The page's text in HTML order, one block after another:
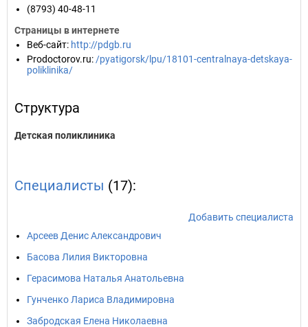
(8793) 40-48-11
Страницы в интернете
Веб-сайт: http://pdgb.ru
Prodoctorov.ru: /pyatigorsk/lpu/18101-centralnaya-detskaya-
poliklinika/
Структура
Детская поликлиника
Специалисты (17):
Добавить специалиста
Арсеев Денис Александрович
Басова Лилия Викторовна
Герасимова Наталья Анатольевна
Гунченко Лариса Владимировна
Забродская Елена Николаевна